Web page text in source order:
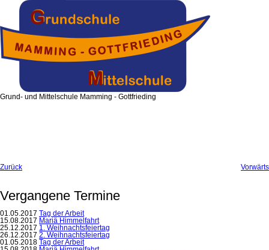
Grund- und Mittelschule Mamming - Gottfrieding
Zurück Vorwärts
Vergangene Termine
01.05.2017 Tag der Arbeit
15.08.2017 Mariä Himmelfahrt
25.12.2017 1. Weihnachtsfeiertag
26.12.2017 2. Weihnachtsfeiertag
01.05.2018 Tag der Arbeit